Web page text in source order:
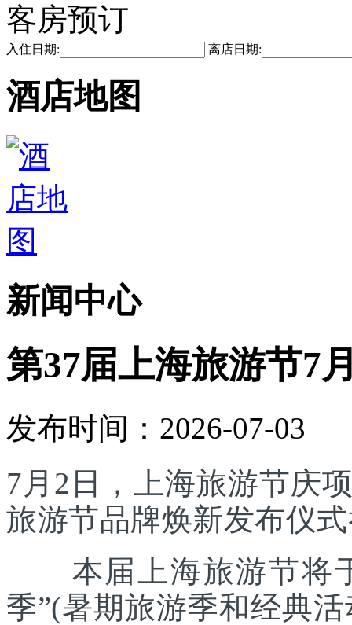
客房预订
入住日期: 离店日期:
酒店地图
新闻中心
第37届上海旅游节7
发布时间：2026-07-03
7月2日，上海旅游节庆
旅游节品牌焕新发布仪
本届上海旅游节将于
季”(暑期旅游季和经典